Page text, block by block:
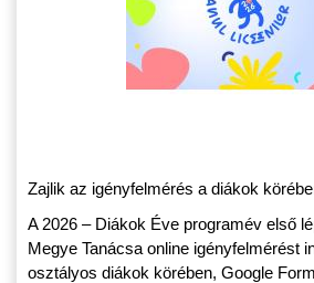
Zajlik az igényfelmérés a diákok
A 2026 – Diákok Éve programév első
Megye Tanácsa online igényfelmérést
osztályos diákok körében, Google